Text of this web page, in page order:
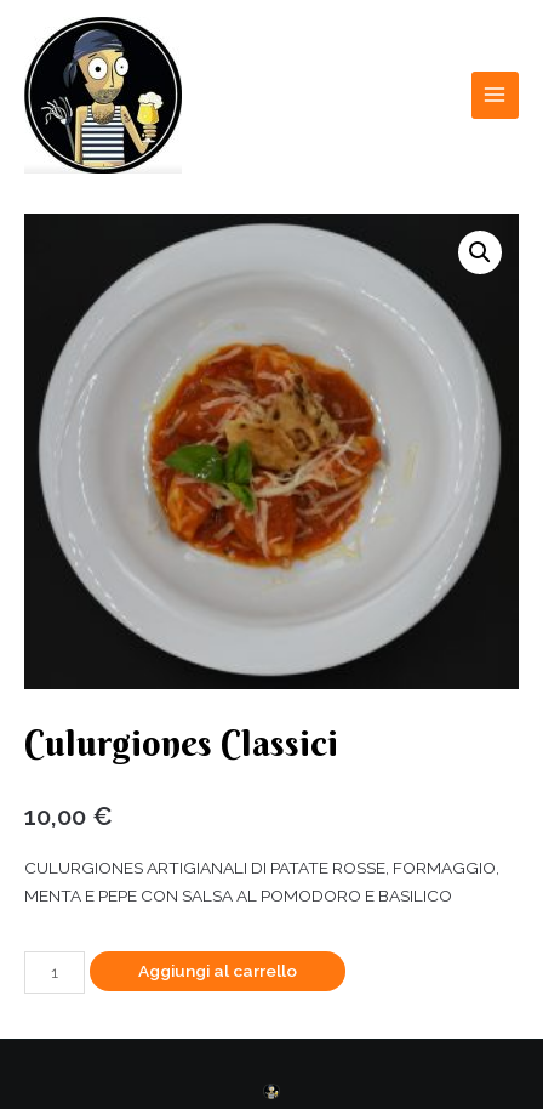
Culurgiones Classici
10,00 €
CULURGIONES ARTIGIANALI DI PATATE ROSSE, FORMAGGIO,
MENTA E PEPE CON SALSA AL POMODORO E BASILICO
Aggiungi al carrello